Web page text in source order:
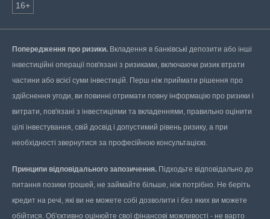
16+
Попередження про ризики. Вкладення в банківські депозити або інші
інвестиційні операції пов'язані з ризиками, включаючи ризик втрати
частини або всієї суми інвестицій. Перш ніж приймати рішення про
здійснення угоди, ви повинні отримати повну інформацію про ризики і
витрати, пов'язані з інвестиціями та вкладеннями, правильно оцінити
цілі інвестування, свій досвід і допустимий рівень ризику, а при
необхідності звернутися за професійною консультацією.
Принципи відповідального запозичення. Підходьте відповідально до
питання позики грошей, не займайте більше, ніж потрібно. Не беріть
кредит на речі, які ви не можете собі дозволити і без яких ви можете
обійтися. Об'єктивно оцінюйте свої фінансові можливості - не варто